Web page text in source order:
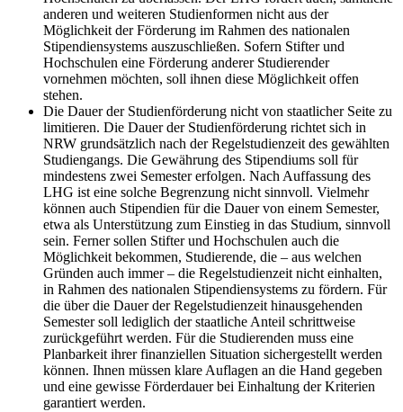
anderen und weiteren Studienformen nicht aus der
Möglichkeit der Förderung im Rahmen des nationalen
Stipendiensystems auszuschließen. Sofern Stifter und
Hochschulen eine Förderung anderer Studierender
vornehmen möchten, soll ihnen diese Möglichkeit offen
stehen.
Die Dauer der Studienförderung nicht von staatlicher Seite zu
limitieren. Die Dauer der Studienförderung richtet sich in
NRW grundsätzlich nach der Regelstudienzeit des gewählten
Studiengangs. Die Gewährung des Stipendiums soll für
mindestens zwei Semester erfolgen. Nach Auffassung des
LHG ist eine solche Begrenzung nicht sinnvoll. Vielmehr
können auch Stipendien für die Dauer von einem Semester,
etwa als Unterstützung zum Einstieg in das Studium, sinnvoll
sein. Ferner sollen Stifter und Hochschulen auch die
Möglichkeit bekommen, Studierende, die – aus welchen
Gründen auch immer – die Regelstudienzeit nicht einhalten,
in Rahmen des nationalen Stipendiensystems zu fördern. Für
die über die Dauer der Regelstudienzeit hinausgehenden
Semester soll lediglich der staatliche Anteil schrittweise
zurückgeführt werden. Für die Studierenden muss eine
Planbarkeit ihrer finanziellen Situation sichergestellt werden
können. Ihnen müssen klare Auflagen an die Hand gegeben
und eine gewisse Förderdauer bei Einhaltung der Kriterien
garantiert werden.